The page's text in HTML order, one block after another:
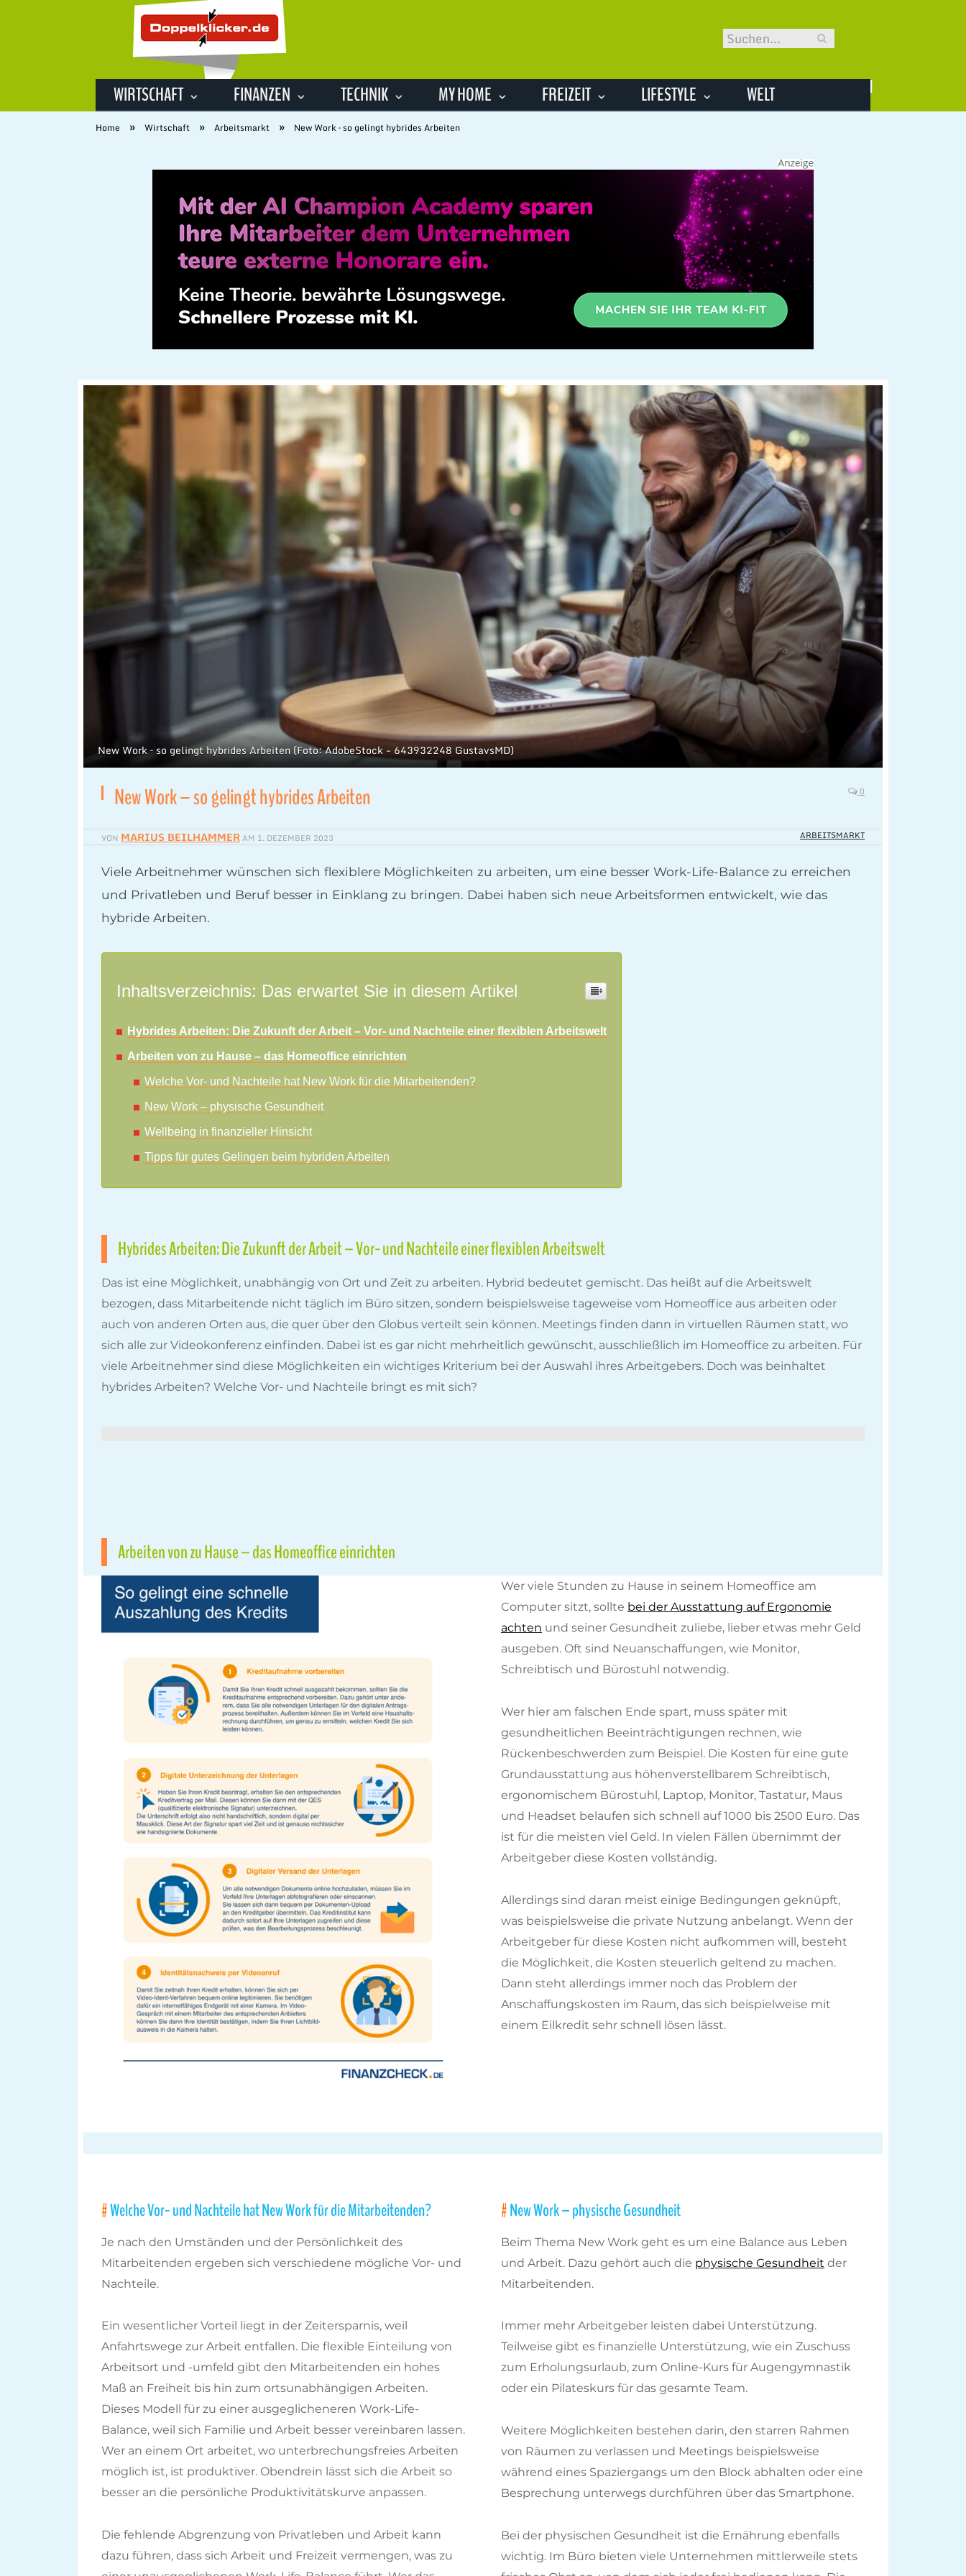
WIRTSCHAFT FINANZEN TECHNIK MY HOME FREIZEIT LIFESTYLE WELT
Home » Wirtschaft » Arbeitsmarkt » New Work – so gelingt hybrides Arbeiten
New Work – so gelingt hybrides Arbeiten (Foto: AdobeStock - 643932248 GustavsMD)
New Work – so gelingt hybrides Arbeiten 0
VON MARIUS BEILHAMMERAM 1. DEZEMBER 2023 ARBEITSMARKT
Viele Arbeitnehmer wünschen sich flexiblere Möglichkeiten zu arbeiten, um eine besser Work-Life-Balance zu erreichen
und Privatleben und Beruf besser in Einklang zu bringen. Dabei haben sich neue Arbeitsformen entwickelt, wie das
hybride Arbeiten.
Inhaltsverzeichnis: Das erwartet Sie in diesem Artikel
Hybrides Arbeiten: Die Zukunft der Arbeit – Vor- und Nachteile einer flexiblen Arbeitswelt
Arbeiten von zu Hause – das Homeoffice einrichten
Welche Vor- und Nachteile hat New Work für die Mitarbeitenden?
New Work – physische Gesundheit
Wellbeing in finanzieller Hinsicht
Tipps für gutes Gelingen beim hybriden Arbeiten
Hybrides Arbeiten: Die Zukunft der Arbeit – Vor- und Nachteile einer flexiblen Arbeitswelt
Das ist eine Möglichkeit, unabhängig von Ort und Zeit zu arbeiten. Hybrid bedeutet gemischt. Das heißt auf die Arbeitswelt
bezogen, dass Mitarbeitende nicht täglich im Büro sitzen, sondern beispielsweise tageweise vom Homeoffice aus arbeiten oder
auch von anderen Orten aus, die quer über den Globus verteilt sein können. Meetings finden dann in virtuellen Räumen statt, wo
sich alle zur Videokonferenz einfinden. Dabei ist es gar nicht mehrheitlich gewünscht, ausschließlich im Homeoffice zu arbeiten. Für
viele Arbeitnehmer sind diese Möglichkeiten ein wichtiges Kriterium bei der Auswahl ihres Arbeitgebers. Doch was beinhaltet
hybrides Arbeiten? Welche Vor- und Nachteile bringt es mit sich?
Arbeiten von zu Hause – das Homeoffice einrichten
Wer viele Stunden zu Hause in seinem Homeoffice am
Computer sitzt, sollte bei der Ausstattung auf Ergonomie
achten und seiner Gesundheit zuliebe, lieber etwas mehr Geld
ausgeben. Oft sind Neuanschaffungen, wie Monitor,
Schreibtisch und Bürostuhl notwendig.
Wer hier am falschen Ende spart, muss später mit
gesundheitlichen Beeinträchtigungen rechnen, wie
Rückenbeschwerden zum Beispiel. Die Kosten für eine gute
Grundausstattung aus höhenverstellbarem Schreibtisch,
ergonomischem Bürostuhl, Laptop, Monitor, Tastatur, Maus
und Headset belaufen sich schnell auf 1000 bis 2500 Euro. Das
ist für die meisten viel Geld. In vielen Fällen übernimmt der
Arbeitgeber diese Kosten vollständig.
Allerdings sind daran meist einige Bedingungen geknüpft,
was beispielsweise die private Nutzung anbelangt. Wenn der
Arbeitgeber für diese Kosten nicht aufkommen will, besteht
die Möglichkeit, die Kosten steuerlich geltend zu machen.
Dann steht allerdings immer noch das Problem der
Anschaffungskosten im Raum, das sich beispielweise mit
einem Eilkredit sehr schnell lösen lässt.
Welche Vor- und Nachteile hat New Work für die Mitarbeitenden?
Je nach den Umständen und der Persönlichkeit des
Mitarbeitenden ergeben sich verschiedene mögliche Vor- und
Nachteile.
Ein wesentlicher Vorteil liegt in der Zeitersparnis, weil
Anfahrtswege zur Arbeit entfallen. Die flexible Einteilung von
Arbeitsort und -umfeld gibt den Mitarbeitenden ein hohes
Maß an Freiheit bis hin zum ortsunabhängigen Arbeiten.
Dieses Modell für zu einer ausgeglicheneren Work-Life-
Balance, weil sich Familie und Arbeit besser vereinbaren lassen.
Wer an einem Ort arbeitet, wo unterbrechungsfreies Arbeiten
möglich ist, ist produktiver. Obendrein lässt sich die Arbeit so
besser an die persönliche Produktivitätskurve anpassen.
Die fehlende Abgrenzung von Privatleben und Arbeit kann
dazu führen, dass sich Arbeit und Freizeit vermengen, was zu
New Work – physische Gesundheit
Beim Thema New Work geht es um eine Balance aus Leben
und Arbeit. Dazu gehört auch die physische Gesundheit der
Mitarbeitenden.
Immer mehr Arbeitgeber leisten dabei Unterstützung.
Teilweise gibt es finanzielle Unterstützung, wie ein Zuschuss
zum Erholungsurlaub, zum Online-Kurs für Augengymnastik
oder ein Pilateskurs für das gesamte Team.
Weitere Möglichkeiten bestehen darin, den starren Rahmen
von Räumen zu verlassen und Meetings beispielsweise
während eines Spaziergangs um den Block abhalten oder eine
Besprechung unterwegs durchführen über das Smartphone.
Bei der physischen Gesundheit ist die Ernährung ebenfalls
wichtig. Im Büro bieten viele Unternehmen mittlerweile stets